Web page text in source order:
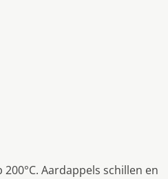
Aardappels schillen en